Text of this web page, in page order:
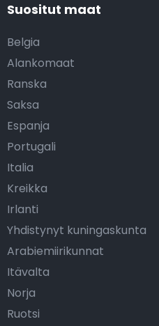
Suositut maat
Belgia
Alankomaat
Ranska
Saksa
Espanja
Portugali
Italia
Kreikka
Irlanti
Yhdistynyt kuningaskunta
Arabiemiirikunnat
Itävalta
Norja
Ruotsi